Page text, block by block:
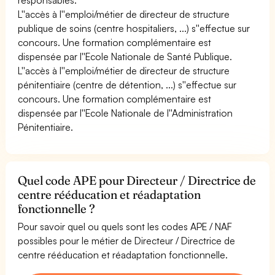
L''accès à l''emploi/métier de directeur de structure
publique de soins (centre hospitaliers, ...) s''effectue sur
concours. Une formation complémentaire est
dispensée par l''Ecole Nationale de Santé Publique.
L''accès à l''emploi/métier de directeur de structure
pénitentiaire (centre de détention, ...) s''effectue sur
concours. Une formation complémentaire est
dispensée par l''Ecole Nationale de l''Administration
Pénitentiaire.
Quel code APE pour Directeur / Directrice de
centre rééducation et réadaptation
fonctionnelle ?
Pour savoir quel ou quels sont les codes APE / NAF
possibles pour le métier de Directeur / Directrice de
centre rééducation et réadaptation fonctionnelle.